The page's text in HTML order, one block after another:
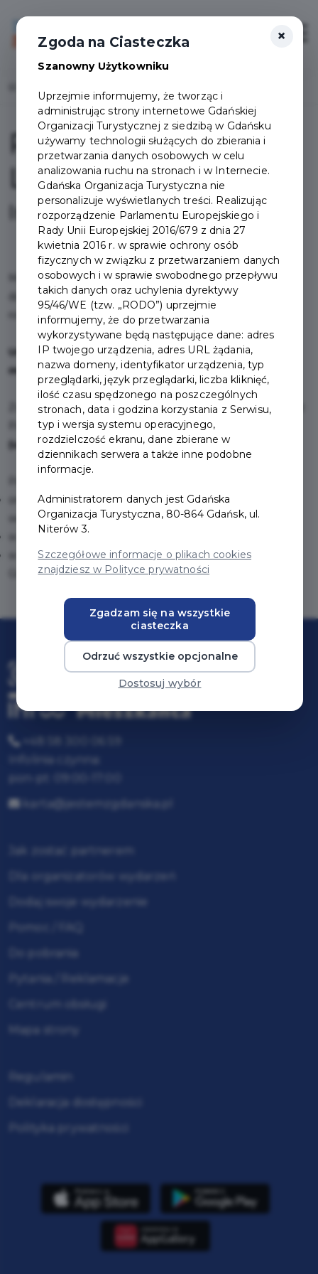
Login/Rejestracja
Pakiet Gdańskiego
Lwa
Informacje
Miłośnikom zoo proponujemy Pakiet Gdańskiego Lwa,
dzięki któremu mogą korzystać z nielimitowanego,
rocznego wejścia do obiektu.
Umożliwia nieograniczony wstęp do ogrodu przez 12
miesięcy od dnia jej zakupu.
Zweryfikowani użytkownicy Karty Mieszkańca mogą nabyć
Pakiet Gdańskiego Lwa za 90 zł (normalny)
(ulgowy).
online po zalogowaniu do swojego konta na
www.jestemzgdanska.pl lub
w aplikacji Jestem z Gdańska lub
w Centrum Obsługi Gdańskiej Karty Mieszkańca przy alei
Grunwaldzkiej 148.
+48 58 300 06 59
Infolinia czynna:
karta@jestemzgdanska.pl
Jak zostać partnerem
Dla organizatorów wydarzeń
Dodaj swoje wydarzenie
Do pobrania
Pytania / Reklamacje
Centrum obsługi
Mapa strony
Regulamin
Deklaracja dostępności
Polityka prywatności
×
Zgoda na Ciasteczka
Szanowny Użytkowniku
Uprzejmie informujemy, że tworząc i
administrując strony internetowe Gdańskiej
Organizacji Turystycznej z siedzibą w Gdańsku
używamy technologii służących do zbierania i
przetwarzania danych osobowych w celu
analizowania ruchu na stronach i w Internecie.
Gdańska Organizacja Turystyczna nie
personalizuje wyświetlanych treści. Realizując
rozporządzenie Parlamentu Europejskiego i
Rady Unii Europejskiej 2016/679 z dnia 27
kwietnia 2016 r. w sprawie ochrony osób
fizycznych w związku z przetwarzaniem danych
osobowych i w sprawie swobodnego przepływu
takich danych oraz uchylenia dyrektywy
95/46/WE (tzw. „RODO”) uprzejmie
informujemy, że do przetwarzania
wykorzystywane będą następujące dane: adres
IP twojego urządzenia, adres URL żądania,
nazwa domeny, identyfikator urządzenia, typ
przeglądarki, język przeglądarki, liczba kliknięć,
ilość czasu spędzonego na poszczególnych
stronach, data i godzina korzystania z Serwisu,
typ i wersja systemu operacyjnego,
rozdzielczość ekranu, dane zbierane w
dziennikach serwera a także inne podobne
informacje.
Administratorem danych jest Gdańska
Organizacja Turystyczna, 80-864 Gdańsk, ul.
Niterów 3.
Szczegółowe informacje o plikach cookies
znajdziesz w Polityce prywatności
Zgadzam się na wszystkie
ciasteczka
Odrzuć wszystkie opcjonalne
Dostosuj wybór